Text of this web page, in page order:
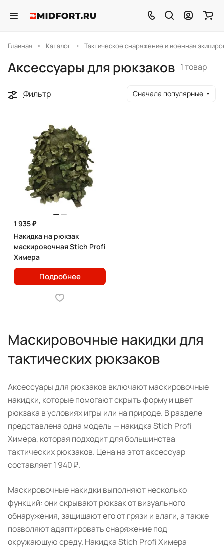
Главная Каталог Тактическое снаряжение и военная
Аксессуары для рюкзаков 1 товар
Фильтр Сначала популярные
1 935 ₽
Накидка на рюкзак
маскировочная Stich Profi
Химера
Подробнее
Маскировочные накидки для
тактических рюкзаков
Аксессуары для рюкзаков включают маскировочные
накидки, которые помогают скрыть форму и цвет
рюкзака в условиях игры или на природе. В разделе
представлена одна модель — накидка Stich Profi
Химера, которая подходит для большинства
тактических рюкзаков. Цена на этот аксессуар
составляет 1 940 ₽.
Маскировочные накидки выполняют несколько
функций: они скрывают рюкзак от визуального
обнаружения, защищают его от грязи и влаги, а также
позволяют адаптировать снаряжение под
окружающую среду. Накидка Stich Profi Химера